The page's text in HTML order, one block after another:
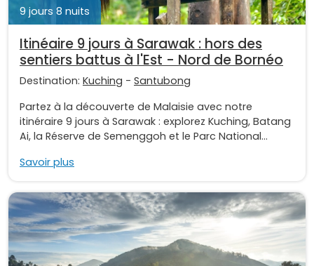
9 jours 8 nuits
Itinéaire 9 jours à Sarawak : hors des
sentiers battus à l'Est - Nord de Bornéo
Destination: Kuching - Santubong
Partez à la découverte de Malaisie avec notre
itinéraire 9 jours à Sarawak : explorez Kuching, Batang
Ai, la Réserve de Semenggoh et le Parc National...
Savoir plus